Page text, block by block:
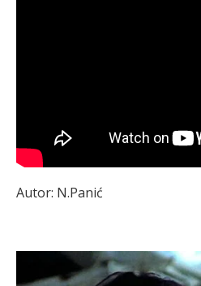
Autor: N.Panić